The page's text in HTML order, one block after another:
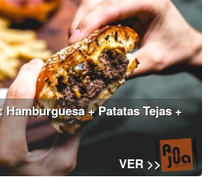
+ Patatas Tejas +
VER >>